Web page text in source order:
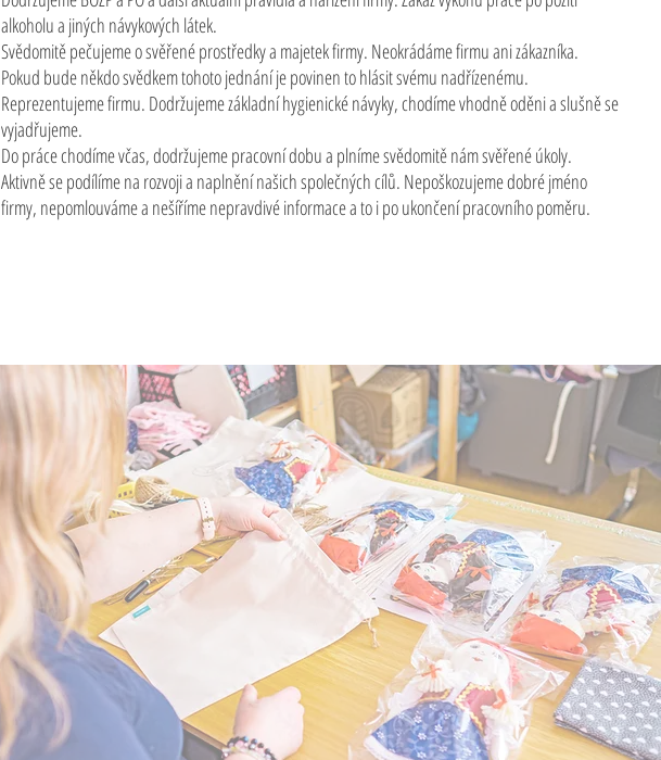
alkoholu a jiných návykových látek.
Svědomitě pečujeme o svěřené prostředky a majetek firmy. Neokrádáme firmu ani zákazníka.
Pokud bude někdo svědkem tohoto jednání je povinen to hlásit svému nadřízenému.
Reprezentujeme firmu. Dodržujeme základní hygienické návyky, chodíme vhodně oděni a slušně se
vyjadřujeme.
Do práce chodíme včas, dodržujeme pracovní dobu a plníme svědomitě nám svěřené úkoly.
Aktivně se podílíme na rozvoji a naplnění našich společných cílů. Nepoškozujeme dobré jméno
firmy, nepomlouváme a nešíříme nepravdivé informace a to i po ukončení pracovního poměru.